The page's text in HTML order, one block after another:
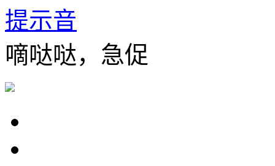
提示音
嘀哒哒，急促